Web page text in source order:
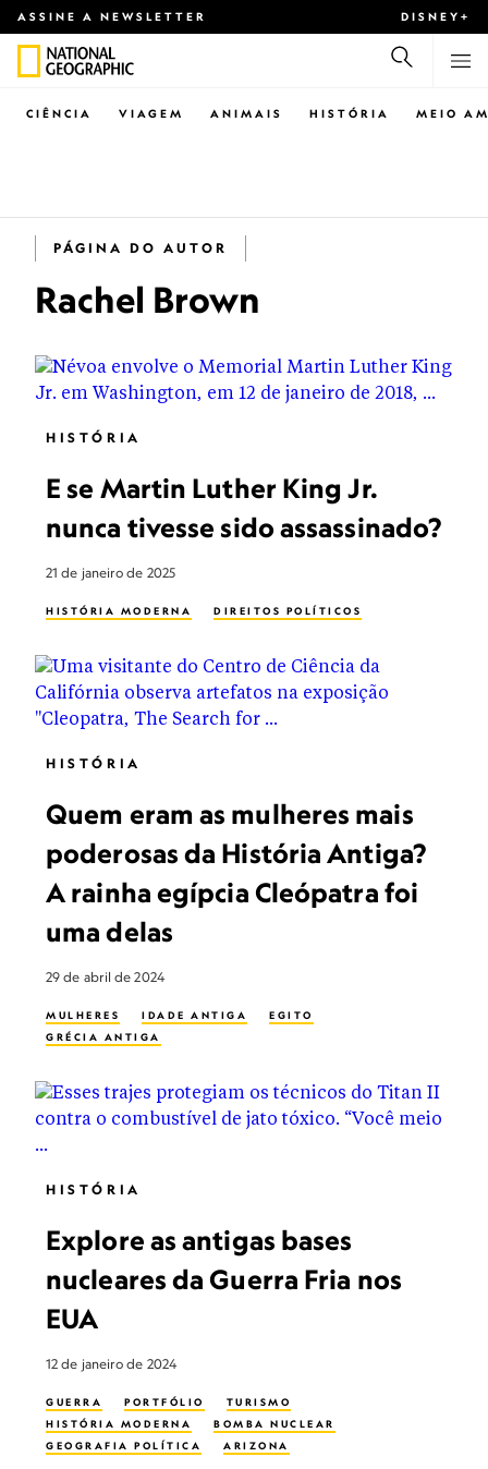
ASSINE A NEWSLETTER DISNEY+
CIÊNCIA VIAGEM ANIMAIS HISTÓRIA MEIO
PÁGINA DO AUTOR
Rachel Brown
HISTÓRIA
E se Martin Luther King Jr.
nunca tivesse sido assassinado?
21 de janeiro de 2025
HISTÓRIA MODERNA DIREITOS POLÍTICOS
HISTÓRIA
Quem eram as mulheres mais
poderosas da História Antiga?
A rainha egípcia Cleópatra foi
uma delas
29 de abril de 2024
MULHERES IDADE ANTIGA
EGITO
GRÉCIA ANTIGA
HISTÓRIA
Explore as antigas bases
nucleares da Guerra Fria nos
EUA
12 de janeiro de 2024
GUERRA PORTFÓLIO
TURISMO
HISTÓRIA MODERNA
BOMBA NUCLEAR
GEOGRAFIA POLÍTICA
ARIZONA